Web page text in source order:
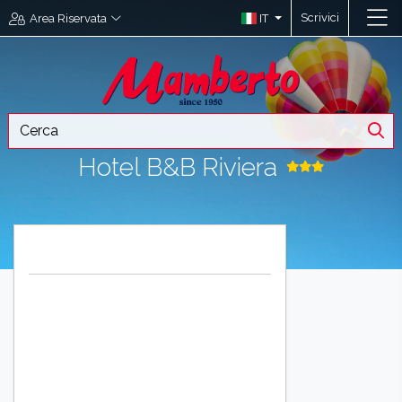
Area Riservata IT Scrivici
Hotel B&B Riviera